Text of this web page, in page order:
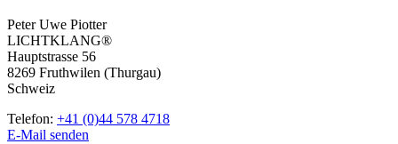
Peter Uwe Piotter
LICHTKLANG®
Hauptstrasse 56
8269 Fruthwilen (Thurgau)
Schweiz
Telefon: +41 (0)44 578 4718
E-Mail senden